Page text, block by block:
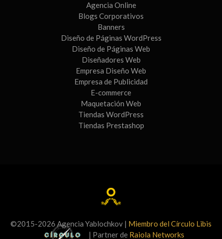
Agencia Online
Blogs Corporativos
Banners
Diseño de Páginas WordPress
Diseño de Páginas Web
Diseñadores Web
Empresa Diseño Web
Empresa de Publicidad
E-commerce
Maquetación Web
Tiendas WordPress
Tiendas Prestashop
©2015-2026 Agencia Yablochkov | Miembro del Círculo Libis
| Partner de Raiola Networks